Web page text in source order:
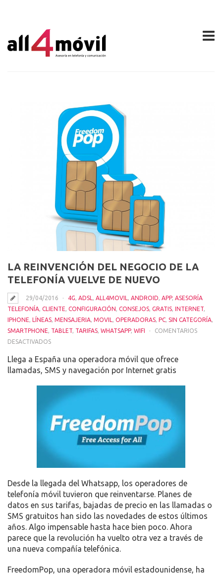
LA REINVENCIÓN DEL NEGOCIO DE LA
TELEFONÍA VUELVE DE NUEVO
29/04/2016 4G, ADSL, ALL4MOVIL, ANDROID, APP, ASESORÍA
TELEFONÍA, CLIENTE, CONFIGURACIÓN, CONSEJOS, GRATIS, INTERNET,
IPHONE, LÍNEAS, MENSAJERIA, MOVIL, OPERADORAS, PC, SIN CATEGORÍA,
SMARTPHONE, TABLET, TARIFAS, WHATSAPP, WIFI
COMENTARIOS
DESACTIVADOSEN
REINVENCIÓN
DEL
NEGOCIO
TELEFONÍA
VUELVE
Llega a España una operadora móvil que ofrece
llamadas, SMS y navegación por Internet gratis
Desde la llegada del Whatsapp, los operadores de
telefonía móvil tuvieron que reinventarse. Planes de
datos en sus tarifas, bajadas de precio en las llamadas o
SMS gratuitos han sido las novedades de estos últimos
años. Algo impensable hasta hace bien poco. Ahora
parece que la revolución ha vuelto otra vez a través de
una nueva compañía telefónica.
FreedomPop, una operadora móvil estadounidense, ha